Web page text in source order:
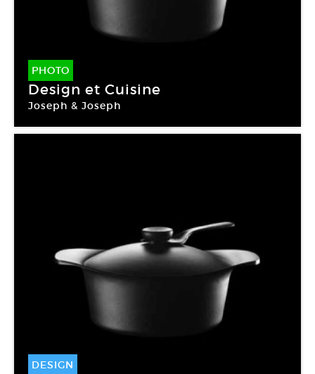
PHOTO
Design et Cuisine
Joseph & Joseph
DESIGN